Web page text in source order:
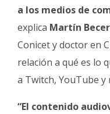
a los medios de
explica Martín
Conicet y doctor en
relación a qué es lo
a Twitch, YouTube y
“El contenido